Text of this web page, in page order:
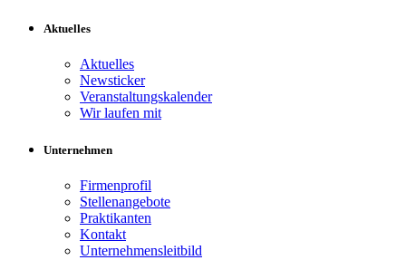
Aktuelles
Aktuelles
Newsticker
Veranstaltungskalender
Wir laufen mit
Unternehmen
Firmenprofil
Stellenangebote
Praktikanten
Kontakt
Unternehmensleitbild